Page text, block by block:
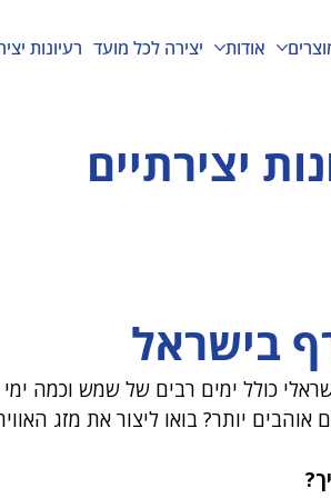
אודות יצירה לכל מועד רעיונות
בישראל
כולל ימים רבים של שמש וכמה
יותר? בואו ליצור את מזג
יצירתיים